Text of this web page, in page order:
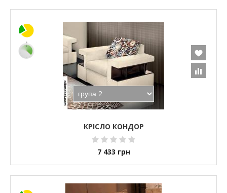
КРІСЛО КОНДОР
7 433 грн